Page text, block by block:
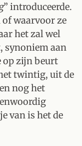
” introduceerde.
of waarvoor ze
het zal wel
synoniem aan
op zijn beurt
twintig, uit de
nog het
van is het de